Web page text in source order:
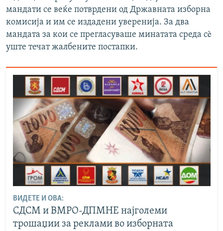
мандати се веќе потврдени од Државната изборна
комисија и им се издадени уверенија. За два
мандата за кои се прегласуваше минатата среда сè
уште течат жалбените постапки.
ВИДЕТЕ И ОВА:
СДСМ и ВМРО-ДПМНЕ најголеми
трошаџии за реклами во изборната